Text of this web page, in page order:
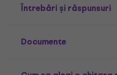
Întrebări și răspunsuri
Documente